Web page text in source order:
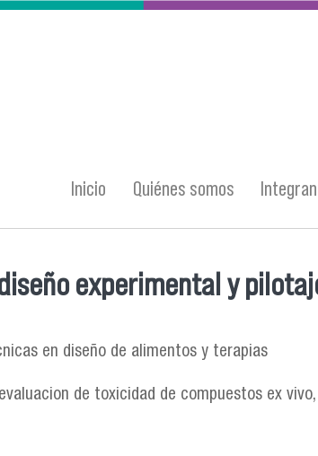
Inicio Quiénes somos
usted aquí
experimental y
en diseño de alimentos y terapias
de toxicidad de compuestos ex